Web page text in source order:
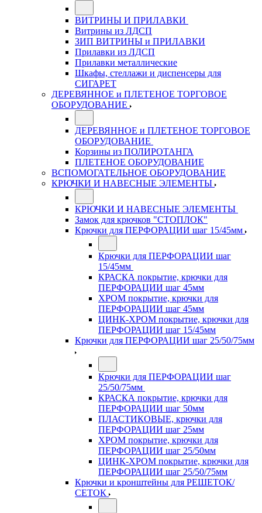
ВИТРИНЫ И ПРИЛАВКИ
Витрины из ЛДСП
ЗИП ВИТРИНЫ и ПРИЛАВКИ
Прилавки из ЛДСП
Прилавки металлические
Шкафы, стеллажи и диспенсеры для
СИГАРЕТ
ДЕРЕВЯННОЕ и ПЛЕТЕНОЕ ТОРГОВОЕ
ОБОРУДОВАНИЕ
ДЕРЕВЯННОЕ и ПЛЕТЕНОЕ ТОРГОВОЕ
ОБОРУДОВАНИЕ
Корзины из ПОЛИРОТАНГА
ПЛЕТЕНОЕ ОБОРУДОВАНИЕ
ВСПОМОГАТЕЛЬНОЕ ОБОРУДОВАНИЕ
КРЮЧКИ И НАВЕСНЫЕ ЭЛЕМЕНТЫ
КРЮЧКИ И НАВЕСНЫЕ ЭЛЕМЕНТЫ
Замок для крючков "СТОПЛОК"
Крючки для ПЕРФОРАЦИИ шаг 15/45мм
Крючки для ПЕРФОРАЦИИ шаг
15/45мм
КРАСКА покрытие, крючки для
ПЕРФОРАЦИИ шаг 45мм
ХРОМ покрытие, крючки для
ПЕРФОРАЦИИ шаг 45мм
ЦИНК-ХРОМ покрытие, крючки для
ПЕРФОРАЦИИ шаг 15/45мм
Крючки для ПЕРФОРАЦИИ шаг 25/50/75мм
Крючки для ПЕРФОРАЦИИ шаг
25/50/75мм
КРАСКА покрытие, крючки для
ПЕРФОРАЦИИ шаг 50мм
ПЛАСТИКОВЫЕ, крючки для
ПЕРФОРАЦИИ шаг 25мм
ХРОМ покрытие, крючки для
ПЕРФОРАЦИИ шаг 25/50мм
ЦИНК-ХРОМ покрытие, крючки для
ПЕРФОРАЦИИ шаг 25/50/75мм
Крючки и кронштейны для РЕШЕТОК/
СЕТОК